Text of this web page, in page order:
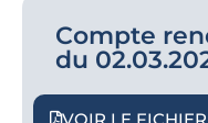
Compte
du